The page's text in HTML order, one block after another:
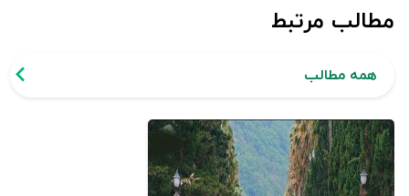
مطالب مرتبط
همه مطالب